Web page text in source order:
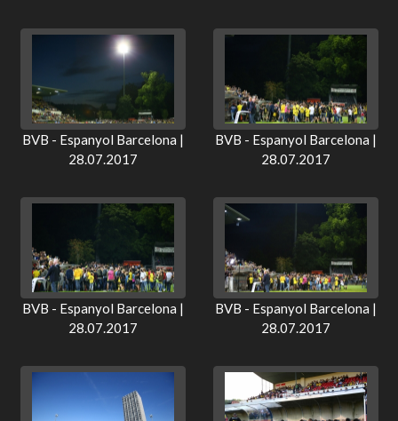
BVB - Espanyol Barcelona |
28.07.2017
BVB - Espanyol Barcelona |
28.07.2017
BVB - Espanyol Barcelona |
28.07.2017
BVB - Espanyol Barcelona |
28.07.2017